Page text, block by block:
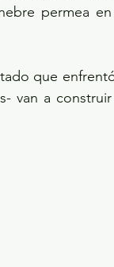
permea
que
van a